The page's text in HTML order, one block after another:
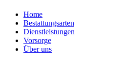
Home
Bestattungsarten
Dienstleistungen
Vorsorge
Über uns